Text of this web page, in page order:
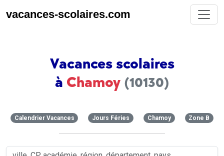
vacances-scolaires.com
Vacances scolaires
à Chamoy (10130)
Calendrier Vacances Jours Féries Chamoy Zone B